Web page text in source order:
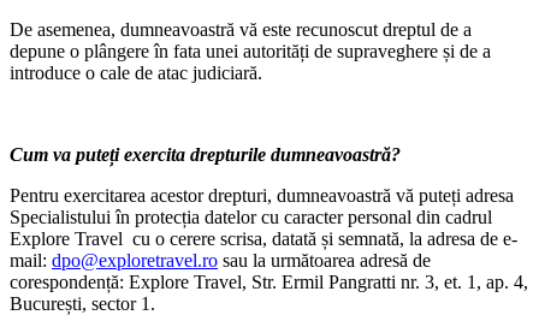
De asemenea, dumneavoastră vă este recunoscut dreptul de a
depune o plângere în fata unei autorități de supraveghere și de a
introduce o cale de atac judiciară.
Cum va puteți exercita drepturile dumneavoastră?
Pentru exercitarea acestor drepturi, dumneavoastră vă puteți adresa
Specialistului în protecția datelor cu caracter personal din cadrul
Explore Travel cu o cerere scrisa, datată și semnată, la adresa de e-
mail: dpo@exploretravel.ro sau la următoarea adresă de
corespondență: Explore Travel, Str. Ermil Pangratti nr. 3, et. 1, ap. 4,
București, sector 1.